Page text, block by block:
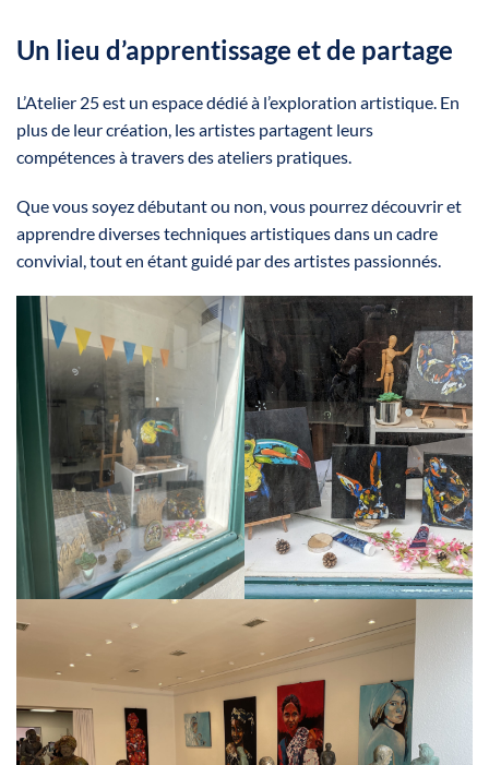
Un lieu d’apprentissage et de partage
L’Atelier 25 est un espace dédié à l’exploration artistique. En
plus de leur création, les artistes partagent leurs
compétences à travers des ateliers pratiques.
Que vous soyez débutant ou non, vous pourrez découvrir et
apprendre diverses techniques artistiques dans un cadre
convivial, tout en étant guidé par des artistes passionnés.